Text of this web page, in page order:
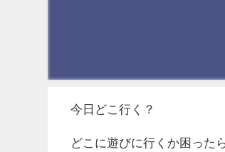
今日どこ行く？
どこに遊びに行くか困った